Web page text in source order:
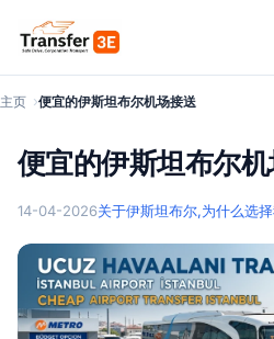
主页 便宜的伊斯坦布尔机场接送
便宜的伊斯坦布尔
14-04-2026关于伊斯坦布尔,为什么选